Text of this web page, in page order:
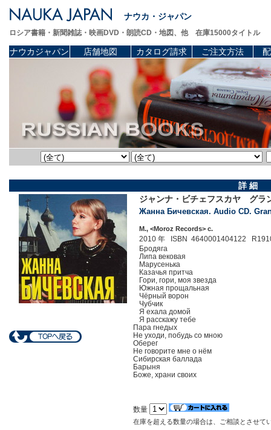
ナウカ・ジャパン
ロシア書籍・新聞雑誌・映画DVD・朗読CD・地図、他 在庫15000タイトル
ナウカジャパン 店舗地図 カタログ請求 ご注文方法
詳 細
ジャンナ・ビチェフスカヤ グ
Жанна Бичевская. Audio CD.
М., <Moroz Records> c.
2010 年 ISBN 4640001404122
Бродяга
Липа вековая
Марусенька
Казачья притча
Гори, гори, моя звезда
Южная прощальная
Чёрный ворон
Чубчик
Я ехала домой
Я расскажу тебе
Пара гнедых
Не уходи, побудь со мною
Оберег
Не говорите мне о нём
Сибирская баллада
Барыня
Боже, храни своих
数量
在庫を超える数量の場合は、ご相談とさせて